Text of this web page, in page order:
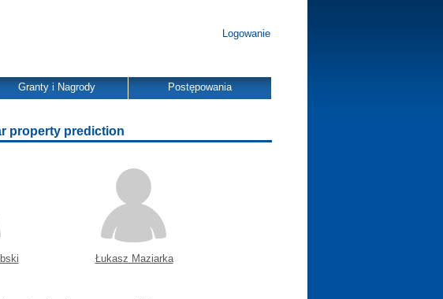
Logowanie
Granty i Nagrody Postępowania
property prediction
Łukasz Maziarka